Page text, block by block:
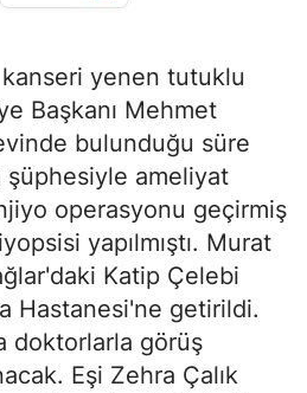
yenen tutuklu
Başkanı Mehmet
bulunduğu süre
ameliyat
operasyonu geçirmiş
yapılmıştı. Murat
Katip Çelebi
Hastanesi'ne getirildi.
doktorlarla görüş
Eşi Zehra Çalık